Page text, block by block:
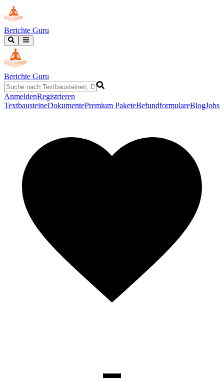
Berichte Guru
Berichte Guru
AnmeldenRegistrieren
TextbausteineDokumentePremium PaketeBefundformulareBlogJobs